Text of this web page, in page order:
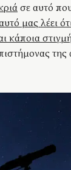
σε αυτό
μας λέει
κάποια